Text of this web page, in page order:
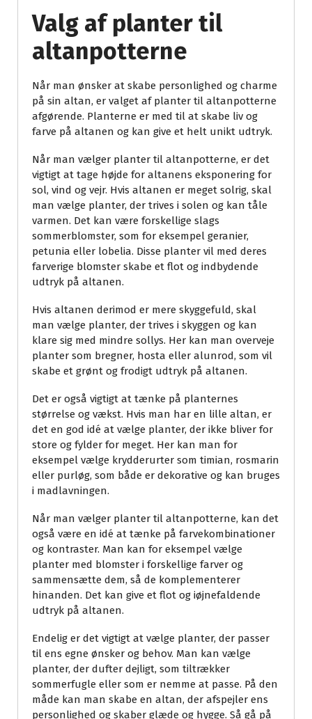
Valg af planter til
altanpotterne
Når man ønsker at skabe personlighed og charme
på sin altan, er valget af planter til altanpotterne
afgørende. Planterne er med til at skabe liv og
farve på altanen og kan give et helt unikt udtryk.
Når man vælger planter til altanpotterne, er det
vigtigt at tage højde for altanens eksponering for
sol, vind og vejr. Hvis altanen er meget solrig, skal
man vælge planter, der trives i solen og kan tåle
varmen. Det kan være forskellige slags
sommerblomster, som for eksempel geranier,
petunia eller lobelia. Disse planter vil med deres
farverige blomster skabe et flot og indbydende
udtryk på altanen.
Hvis altanen derimod er mere skyggefuld, skal
man vælge planter, der trives i skyggen og kan
klare sig med mindre sollys. Her kan man overveje
planter som bregner, hosta eller alunrod, som vil
skabe et grønt og frodigt udtryk på altanen.
Det er også vigtigt at tænke på planternes
størrelse og vækst. Hvis man har en lille altan, er
det en god idé at vælge planter, der ikke bliver for
store og fylder for meget. Her kan man for
eksempel vælge krydderurter som timian, rosmarin
eller purløg, som både er dekorative og kan bruges
i madlavningen.
Når man vælger planter til altanpotterne, kan det
også være en idé at tænke på farvekombinationer
og kontraster. Man kan for eksempel vælge
planter med blomster i forskellige farver og
sammensætte dem, så de komplementerer
hinanden. Det kan give et flot og iøjnefaldende
udtryk på altanen.
Endelig er det vigtigt at vælge planter, der passer
til ens egne ønsker og behov. Man kan vælge
planter, der dufter dejligt, som tiltrækker
sommerfugle eller som er nemme at passe. På den
måde kan man skabe en altan, der afspejler ens
personlighed og skaber glæde og hygge. Så gå på